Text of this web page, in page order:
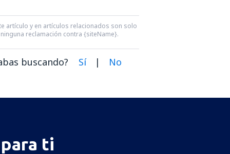
artículo y en artículos relacionados son solo
reclamación contra {siteName}.
buscando? Sí | No
ti